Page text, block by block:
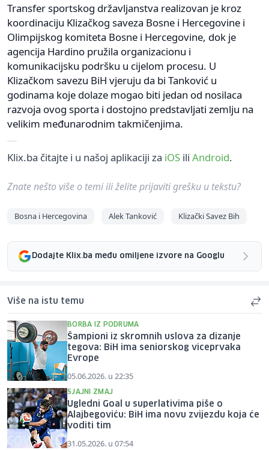
Transfer sportskog državljanstva realizovan je kroz
koordinaciju Klizačkog saveza Bosne i Hercegovine i
Olimpijskog komiteta Bosne i Hercegovine, dok je
agencija Hardino pružila organizacionu i
komunikacijsku podršku u cijelom procesu. U
Klizačkom savezu BiH vjeruju da bi Tanković u
godinama koje dolaze mogao biti jedan od nosilaca
razvoja ovog sporta i dostojno predstavljati zemlju na
velikim međunarodnim takmičenjima.
Klix.ba čitajte i u našoj aplikaciji za iOS ili Android.
Znate nešto više o temi ili želite prijaviti grešku u tekstu?
Bosna i Hercegovina Alek Tanković Klizački Savez Bih
Dodajte Klix.ba među omiljene izvore na Googlu
Više na istu temu
BORBA IZ PODRUMA
Šampioni iz skromnih uslova za dizanje
tegova: BiH ima seniorskog viceprvaka
Evrope
05.06.2026. u 22:35
SJAJNI ZMAJ
Ugledni Goal u superlativima piše o
Alajbegoviću: BiH ima novu zvijezdu koja će
voditi tim
31.05.2026. u 07:54